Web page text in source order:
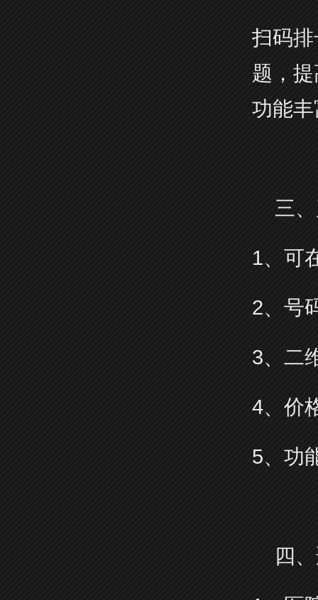
扫码
题，
功能
三、
1、可
2、号
3、二
4、价
5、功
四、